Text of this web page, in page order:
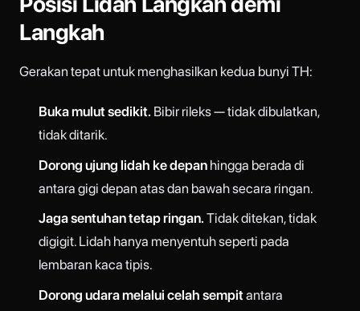
Langkah
Gerakan tepat untuk menghasilkan kedua bunyi TH:
Buka mulut sedikit. Bibir rileks — tidak dibulatkan,
tidak ditarik.
Dorong ujung lidah ke depanhingga berada di
antara gigi depan atas dan bawah secara ringan.
Jaga sentuhan tetap ringan. Tidak ditekan, tidak
digigit. Lidah hanya menyentuh seperti pada
lembaran kaca tipis.
Dorong udara melalui celah sempitantara